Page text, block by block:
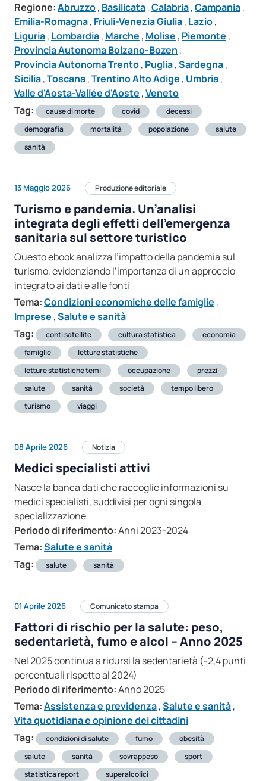
Regione:Abruzzo, Basilicata,Calabria,Campania,
Emilia-Romagna, Friuli-Venezia Giulia, Lazio,
Liguria, Lombardia, Marche , Molise , Piemonte ,
Provincia Autonoma Bolzano-Bozen ,
Provincia Autonoma Trento, Puglia,Sardegna,
Sicilia,Toscana,Trentino Alto Adige , Umbria,
Valle d'Aosta-Vallée d'Aoste ,Veneto
Tag:
cause di morte covid
decessi
demografia
mortalità popolazione
salute
sanità
13 Maggio 2026 Produzione editoriale
Turismo e pandemia. Un’analisi
integrata degli effetti dell’emergenza
sanitaria sul settore turistico
Questo ebook analizza l’impatto della pandemia sul
turismo, evidenziando l’importanza di un approccio
integrato ai dati e alle fonti
Tema:Condizioni economiche delle famiglie ,
Imprese ,Salute e sanità
Tag:
conti satellite cultura statistica
economia
famiglie
letture statistiche
letture statistiche temi
occupazione
prezzi
salute
sanità società
tempo libero
turismo
viaggi
08 Aprile 2026 Notizia
Medici specialisti attivi
Nasce la banca dati che raccoglie informazioni su
medici specialisti, suddivisi per ogni singola
specializzazione
Periodo di riferimento:Anni 2023-2024
Tema:Salute e sanità
Tag:
salute sanità
01 Aprile 2026 Comunicato stampa
Fattori di rischio per la salute: peso,
sedentarietà, fumo e alcol – Anno 2025
Nel 2025 continua a ridursi la sedentarietà (-2,4 punti
percentuali rispetto al 2024)
Periodo di riferimento:Anno 2025
Tema:Assistenza e previdenza,Salute e sanità,
Vita quotidiana e opinione dei cittadini
Tag:
condizioni di salute fumo
obesità
salute
sanità sovrappeso
sport
statistica report
superalcolici